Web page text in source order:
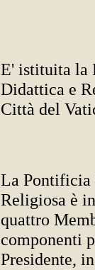
E' istituita la
Didattica e
Città del
La Pontificia
Religiosa è
quattro
componenti
Presidente,